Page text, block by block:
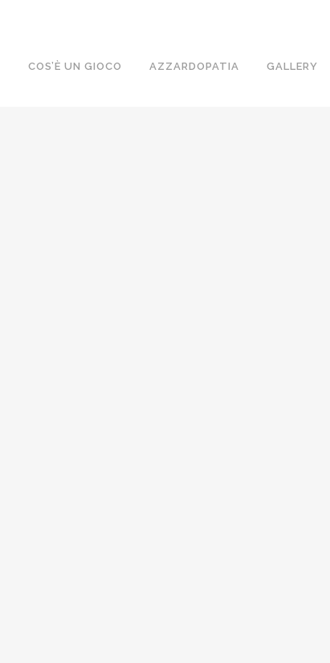
COS’È UN GIOCO AZZARDOPATIA GALLERY